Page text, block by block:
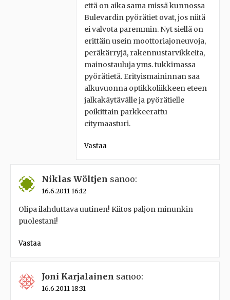
että on aika sama missä kunnossa
Bulevardin pyörätiet ovat, jos niitä
ei valvota paremmin. Nyt siellä on
erittäin usein moottoriajoneuvoja,
peräkärryjä, rakennustarvikkeita,
mainostauluja yms. tukkimassa
pyörätietä. Erityismaininnan saa
alkuvuonna optikkoliikkeen eteen
jalkakäytävälle ja pyörätielle
poikittain parkkeerattu
citymaasturi.
Vastaa
Niklas Wöltjen sanoo:
16.6.2011 16:12
Olipa ilahduttava uutinen! Kiitos paljon minunkin
puolestani!
Vastaa
Joni Karjalainen sanoo:
16.6.2011 18:31